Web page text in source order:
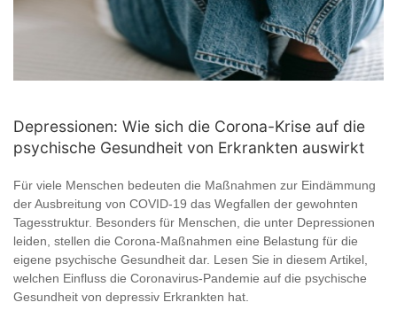
Depressionen: Wie sich die Corona-Krise auf die
psychische Gesundheit von Erkrankten auswirkt
Für viele Menschen bedeuten die Maßnahmen zur Eindämmung
der Ausbreitung von COVID-19 das Wegfallen der gewohnten
Tagesstruktur. Besonders für Menschen, die unter Depressionen
leiden, stellen die Corona-Maßnahmen eine Belastung für die
eigene psychische Gesundheit dar. Lesen Sie in diesem Artikel,
welchen Einfluss die Coronavirus-Pandemie auf die psychische
Gesundheit von depressiv Erkrankten hat.